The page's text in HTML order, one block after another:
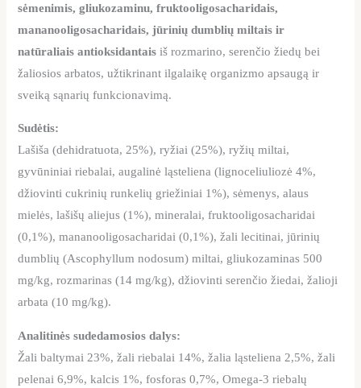
sėmenimis, gliukozaminu, fruktooligosacharidais,
mananooligosacharidais, jūrinių dumblių miltais ir
natūraliais antioksidantais iš rozmarino, serenčio žiedų bei
žaliosios arbatos, užtikrinant ilgalaikę organizmo apsaugą ir
sveiką sąnarių funkcionavimą.
Sudėtis:
Lašiša (dehidratuota, 25%), ryžiai (25%), ryžių miltai,
gyvūniniai riebalai, augalinė ląsteliena (lignoceliuliozė 4%,
džiovinti cukrinių runkelių griežiniai 1%), sėmenys, alaus
mielės, lašišų aliejus (1%), mineralai, fruktooligosacharidai
(0,1%), mananooligosacharidai (0,1%), žali lecitinai, jūrinių
dumblių (Ascophyllum nodosum) miltai, gliukozaminas 500
mg/kg, rozmarinas (14 mg/kg), džiovinti serenčio žiedai, žalioji
arbata (10 mg/kg).
Analitinės sudedamosios dalys:
Žali baltymai 23%, žali riebalai 14%, žalia ląsteliena 2,5%, žali
pelenai 6,9%, kalcis 1%, fosforas 0,7%, Omega-3 riebalų